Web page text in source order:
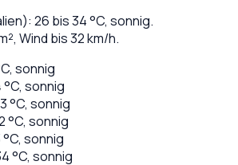
): 26 bis34°C, sonnig.
Wind bis32km/h.
sonnig
°C, sonnig
°C, sonnig
°C, sonnig
°C, sonnig
°C, sonnig